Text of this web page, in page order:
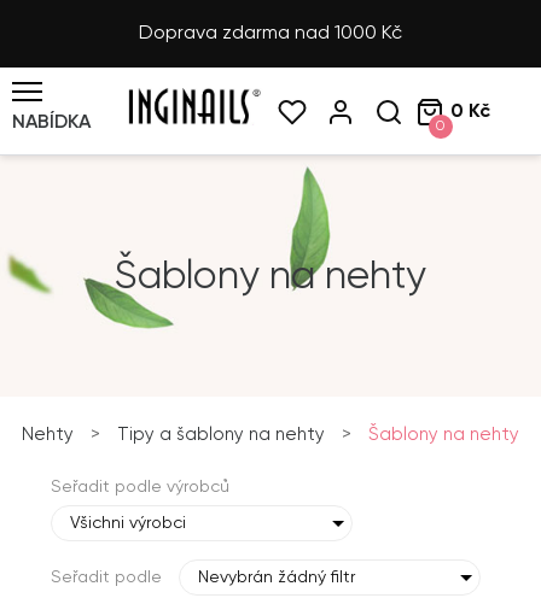
Doprava zdarma nad 1000 Kč
NABÍDKA 0
0 Kč
Šablony na nehty
Nehty > Tipy a šablony na nehty > Šablony na nehty
Seřadit podle výrobců
Všichni výrobci
Seřadit podle Nevybrán žádný filtr